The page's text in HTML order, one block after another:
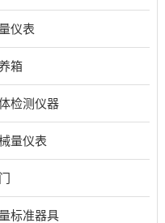
仪表
箱
检测仪器
量仪表
标准器具